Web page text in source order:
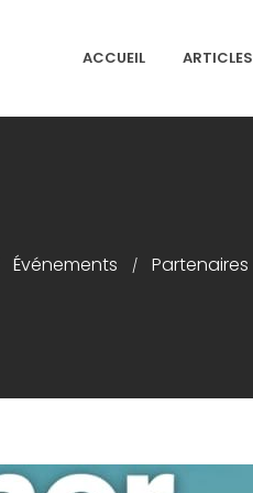
ACCUEIL ARTICLES
Événements / Partenaires